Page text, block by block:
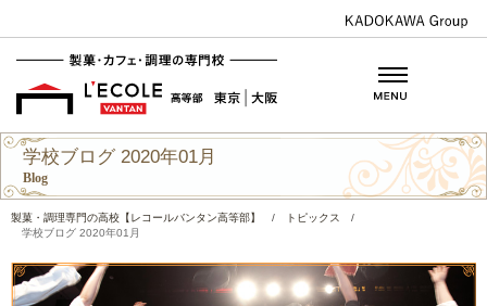
学校ブログ 2020年01月
Blog
製菓・調理専門の高校【レコールバンタン高等部】 / トピックス
/
学校ブログ 2020年01月